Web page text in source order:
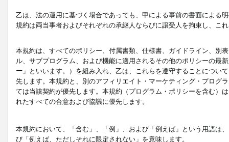
乙は、法の運用に基づく場合であっても、甲による事前の書面による
規約は両当事者およびそれぞれの承継人ならびに譲受人を拘束し、こ
本規約は、すべてのポリシー、付属書類、仕様書、ガイドライン、別
ル、サブプログラム、および機能に適用されるその他のポリシーの最
ー 」といいます。）を組み入れ、乙は、これらを遵守することにつ
先します。本規約と、別のアフィリエイト・マーケティング・プログ
ては当該契約が優先します。本規約（プログラム・ポリシーを含む）
れたすべての合意および協議に優先します。
本規約において、「含む」、「例」、および「例えば」という用語は
び「例えば、ただしそれに限定されない」を意味します。